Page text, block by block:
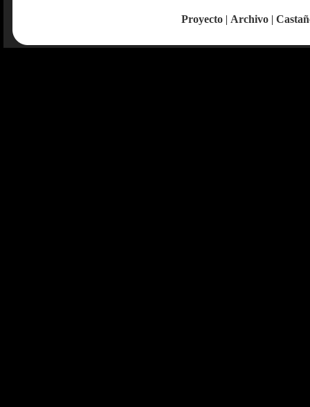
Proyecto | Archivo |